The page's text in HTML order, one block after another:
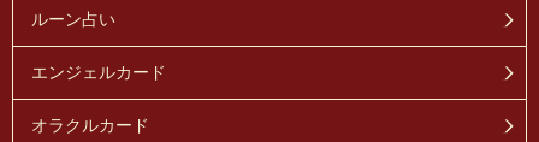
ルーン占い
エンジェルカード
オラクルカード